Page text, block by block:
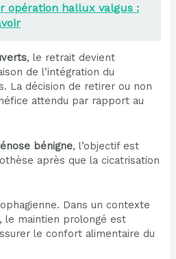
opération hallux valgus :
, le retrait devient
de l’intégration du
La décision de retirer ou non
attendu par rapport au
bénigne, l’objectif est
après que la cicatrisation
Dans un contexte
le maintien prolongé est
le confort alimentaire du